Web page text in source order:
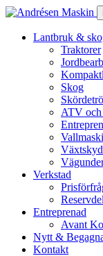
Lantbruk &
Traktorer
Skog
ATV
Verkstad
Entreprenad
Avant
Nytt &
Kontakt